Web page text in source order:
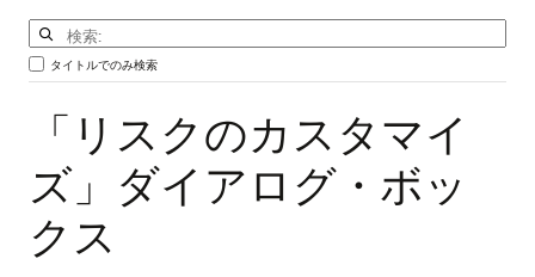
タイトルでのみ検索
「リスクのカスタマイ
ズ」ダイアログ・ボッ
クス